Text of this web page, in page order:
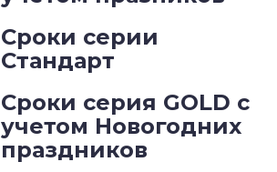
Сроки серии
Стандарт
Сроки серия GOLD c
учетом Новогодних
праздников